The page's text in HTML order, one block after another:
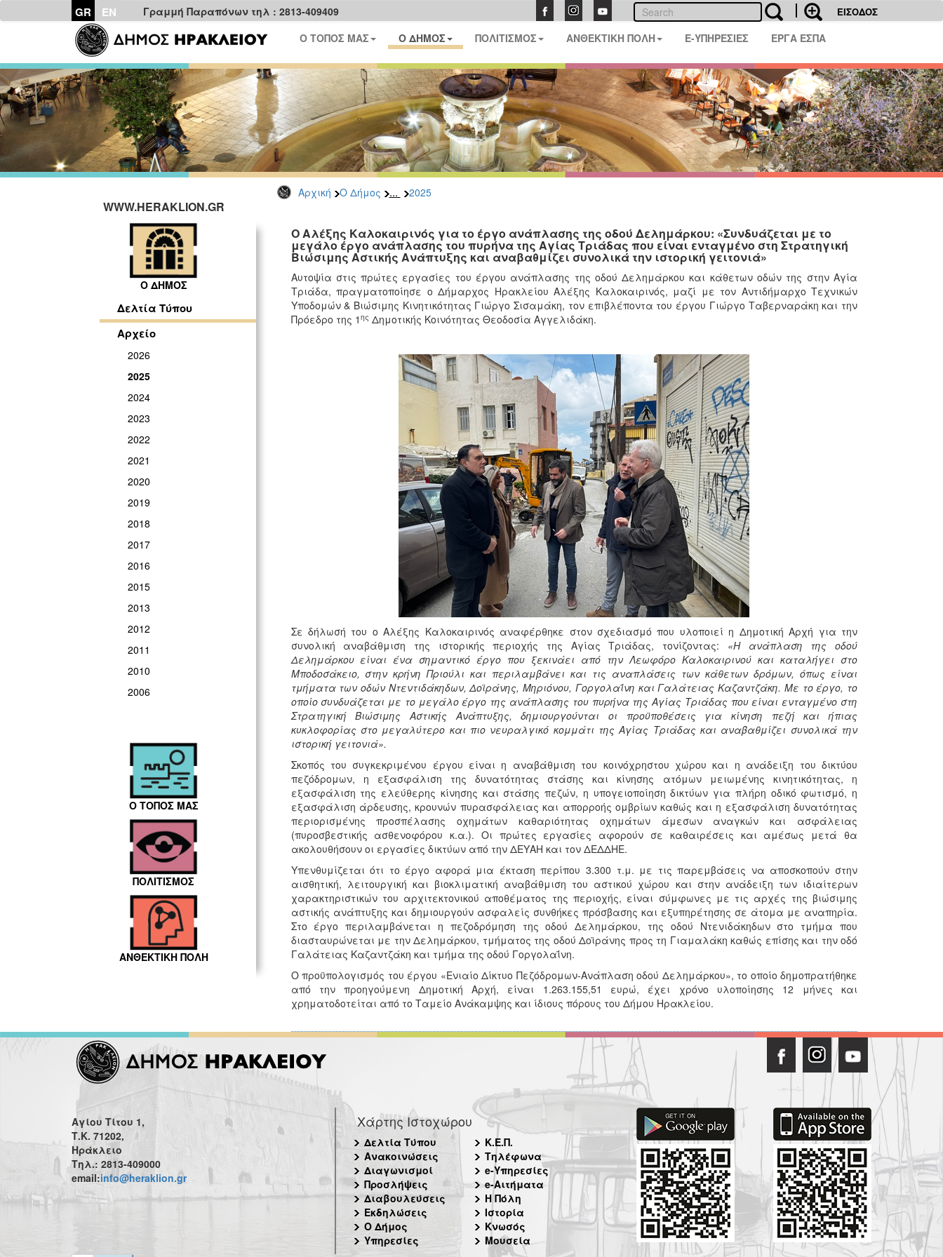
GR EN Γραμμή Παραπόνων τηλ : 2813-409409 ΕΙΣΟΔΟΣ
Ο ΤΟΠΟΣ ΜΑΣ Ο ΔΗΜΟΣ ΠΟΛΙΤΙΣΜΟΣ ΑΝΘΕΚΤΙΚΗ ΠΟΛΗ E-ΥΠΗΡΕΣΙΕΣ ΕΡΓΑ ΕΣΠΑ
Αρχική Ο Δήμος ... 2025
WWW.HERAKLION.GR
Ο ΔΗΜΟΣ
Δελτία Τύπου
Αρχείο
2026
2025
2024
2023
2022
2021
2020
2019
2018
2017
2016
2015
2013
2012
2011
2010
2006
Ο ΤΟΠΟΣ ΜΑΣ
ΠΟΛΙΤΙΣΜΟΣ
ΑΝΘΕΚΤΙΚΗ ΠΟΛΗ
Ο Αλέξης Καλοκαιρινός για το έργο ανάπλασης της οδού Δελημάρκου: «Συνδυάζεται με το
μεγάλο έργο ανάπλασης του πυρήνα της Αγίας Τριάδας που είναι ενταγμένο στη Στρατηγική
Βιώσιμης Αστικής Ανάπτυξης και αναβαθμίζει συνολικά την ιστορική γειτονιά»
Αυτοψία στις πρώτες εργασίες του έργου ανάπλασης της οδού Δελημάρκου και κάθετων οδών της στην Αγία
Τριάδα, πραγματοποίησε ο Δήμαρχος Ηρακλείου Αλέξης Καλοκαιρινός, μαζί με τον Αντιδήμαρχο Τεχνικών
Υποδομών & Βιώσιμης Κινητικότητας Γιώργο Σισαμάκη, τον επιβλέποντα του έργου Γιώργο Ταβερναράκη και την
Πρόεδρο της 1 ης Δημοτικής Κοινότητας Θεοδοσία Αγγελιδάκη.
Σε δήλωσή του ο Αλέξης Καλοκαιρινός αναφέρθηκε στον σχεδιασμό που υλοποιεί η Δημοτική Αρχή για την
συνολική αναβάθμιση της ιστορικής περιοχής της Αγίας Τριάδας, τονίζοντας: «Η ανάπλαση της οδού
Δελημάρκου είναι ένα σημαντικό έργο που ξεκινάει από την Λεωφόρο Καλοκαιρινού και καταλήγει στο
Μποδοσάκειο, στην κρήνη Πριούλι και περιλαμβάνει και τις αναπλάσεις των κάθετων δρόμων, όπως είναι
τμήματα των οδών Ντεντιδάκηδων, Δοϊράνης, Μηριόνου, Γοργολαΐνη και Γαλάτειας Καζαντζάκη. Με το έργο, το
οποίο συνδυάζεται με το μεγάλο έργο της ανάπλασης του πυρήνα της Αγίας Τριάδας που είναι ενταγμένο στη
Στρατηγική Βιώσιμης Αστικής Ανάπτυξης, δημιουργούνται οι προϋποθέσεις για κίνηση πεζή και ήπιας
κυκλοφορίας στο μεγαλύτερο και πιο νευραλγικό κομμάτι της Αγίας Τριάδας και αναβαθμίζει συνολικά την
ιστορική γειτονιά».
Σκοπός του συγκεκριμένου έργου είναι η αναβάθμιση του κοινόχρηστου χώρου και η ανάδειξη του δικτύου
πεζόδρομων, η εξασφάλιση της δυνατότητας στάσης και κίνησης ατόμων μειωμένης κινητικότητας, η
εξασφάλιση της ελεύθερης κίνησης και στάσης πεζών, η υπογειοποίηση δικτύων για πλήρη οδικό φωτισμό, η
εξασφάλιση άρδευσης, κρουνών πυρασφάλειας και απορροής ομβρίων καθώς και η εξασφάλιση δυνατότητας
περιορισμένης προσπέλασης οχημάτων καθαριότητας οχημάτων άμεσων αναγκών και ασφάλειας
(πυροσβεστικής ασθενοφόρου κ.α.). Οι πρώτες εργασίες αφορούν σε καθαιρέσεις και αμέσως μετά θα
ακολουθήσουν οι εργασίες δικτύων από την ΔΕΥΑΗ και τον ΔΕΔΔΗΕ.
Υπενθυμίζεται ότι το έργο αφορά μια έκταση περίπου 3.300 τ.μ. με τις παρεμβάσεις να αποσκοπούν στην
αισθητική, λειτουργική και βιοκλιματική αναβάθμιση του αστικού χώρου και στην ανάδειξη των ιδιαίτερων
χαρακτηριστικών του αρχιτεκτονικού αποθέματος της περιοχής, είναι σύμφωνες με τις αρχές της βιώσιμης
αστικής ανάπτυξης και δημιουργούν ασφαλείς συνθήκες πρόσβασης και εξυπηρέτησης σε άτομα με αναπηρία.
Στο έργο περιλαμβάνεται η πεζοδρόμηση της οδού Δελημάρκου, της οδού Ντενιδάκηδων στο τμήμα που
διασταυρώνεται με την Δελημάρκου, τμήματος της οδού Δοϊράνης προς τη Γιαμαλάκη καθώς επίσης και την οδό
Γαλάτειας Καζαντζάκη και τμήμα της οδού Γοργολαΐνη.
Ο προϋπολογισμός του έργου «Ενιαίο Δίκτυο Πεζόδρομων-Ανάπλαση οδού Δελημάρκου», το οποίο δημοπρατήθηκε
από την προηγούμενη Δημοτική Αρχή, είναι 1.263.155,51 ευρώ, έχει χρόνο υλοποίησης 12 μήνες και
χρηματοδοτείται από το Ταμείο Ανάκαμψης και ίδιους πόρους του Δήμου Ηρακλείου.
Αγίου Τίτου 1,
Τ.Κ. 71202,
Ηράκλειο
Τηλ.: 2813-409000
email:info@heraklion.gr
Χάρτης Ιστοχώρου
Δελτία Τύπου
Ανακοινώσεις
Διαγωνισμοί
Προσλήψεις
Διαβουλεύσεις
Εκδηλώσεις
Ο Δήμος
Υπηρεσίες
Κ.Ε.Π.
Τηλέφωνα
e-Υπηρεσίες
e-Αιτήματα
Η Πόλη
Ιστορία
Κνωσός
Μουσεία